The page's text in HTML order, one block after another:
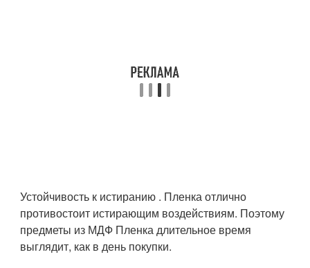
Устойчивость к истиранию . Пленка отлично
противостоит истирающим воздействиям. Поэтому
предметы из МДФ Пленка длительное время
выглядит, как в день покупки.